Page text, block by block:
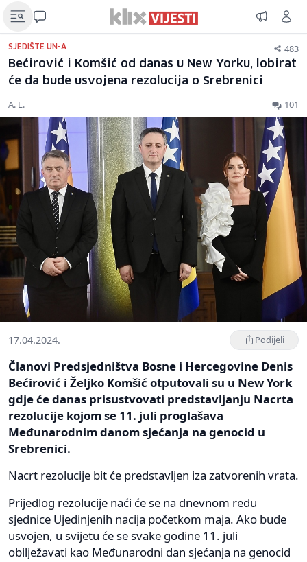
SJEDIŠTE UN-A 483
Bećirović i Komšić od danas u New Yorku, lobirat
će da bude usvojena rezolucija o Srebrenici
A. L. 101
17.04.2024. Podijeli
Članovi Predsjedništva Bosne i Hercegovine Denis
Bećirović i Željko Komšić otputovali su u New York
gdje će danas prisustvovati predstavljanju Nacrta
rezolucije kojom se 11. juli proglašava
Međunarodnim danom sjećanja na genocid u
Srebrenici.
Nacrt rezolucije bit će predstavljen iza zatvorenih vrata.
Prijedlog rezolucije naći će se na dnevnom redu
sjednice Ujedinjenih nacija početkom maja. Ako bude
usvojen, u svijetu će se svake godine 11. juli
obilježavati kao Međunarodni dan sjećanja na genocid